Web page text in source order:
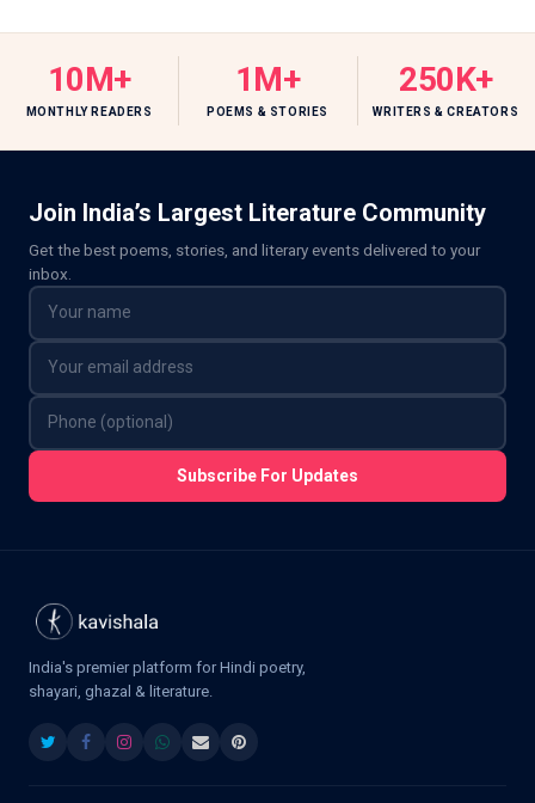
10M+
MONTHLY READERS
1M+
POEMS & STORIES
250K+
WRITERS & CREATORS
Join India’s Largest Literature Community
Get the best poems, stories, and literary events delivered to your
inbox.
Subscribe For Updates
India's premier platform for Hindi poetry,
shayari, ghazal & literature.